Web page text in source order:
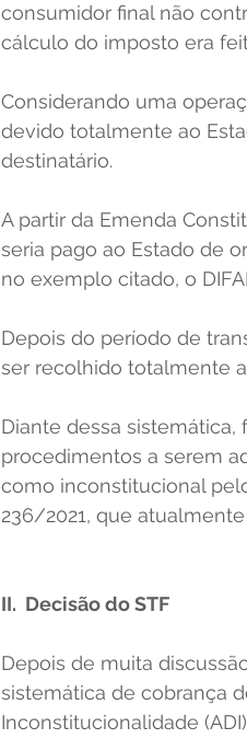
consumidor final não
cálculo do imposto era
Considerando uma
devido totalmente ao
destinatário.
A partir da Emenda
seria pago ao Estado de
no exemplo citado, o
Depois do período de
ser recolhido totalmente
Diante dessa sistemática,
procedimentos a serem
como inconstitucional
236/2021, que
II.  Decisão do STF
Depois de muita
sistemática de cobrança
Inconstitucionalidade